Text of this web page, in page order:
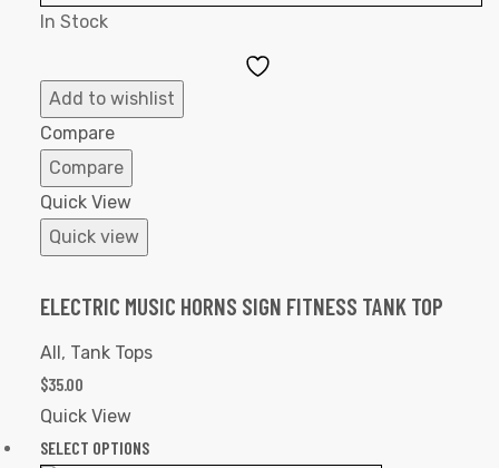
In Stock
Add to wishlist
Compare
Compare
Quick View
Quick view
ELECTRIC MUSIC HORNS SIGN FITNESS TANK TOP
All, Tank Tops
$35.00
Quick View
SELECT OPTIONS